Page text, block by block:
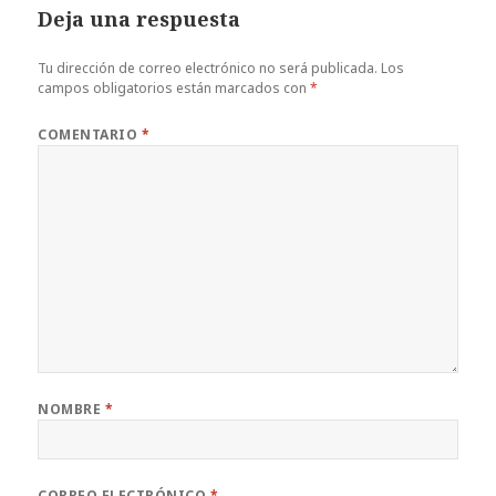
Deja una respuesta
Tu dirección de correo electrónico no será publicada. Los
campos obligatorios están marcados con*
COMENTARIO *
NOMBRE *